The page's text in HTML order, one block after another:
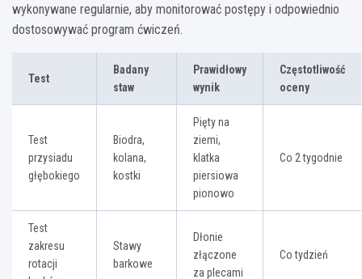
wykonywane regularnie, aby monitorować postępy i odpowiednio
dostosowywać program ćwiczeń.
Test
Badany
staw
Prawidłowy
wynik
Częstotliwość
oceny
Test
przysiadu
głębokiego
Biodra,
kolana,
kostki
Pięty na
ziemi,
klatka
piersiowa
pionowo
Co 2 tygodnie
Test
zakresu
rotacji
Stawy
barkowe
Dłonie
złączone
za plecami
Co tydzień